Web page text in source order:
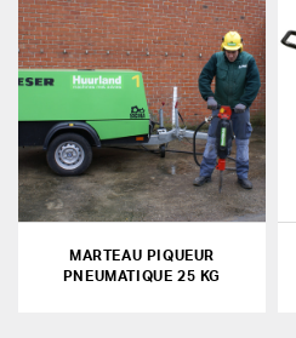
MARTEAU PIQUEUR
PNEUMATIQUE 25 KG